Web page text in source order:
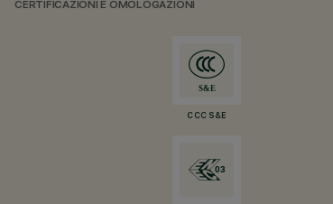
CERTIFICAZIONI E OMOLOGAZIONI
CCC S&E